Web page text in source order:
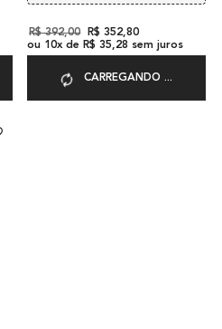
Old price
R$ 392,00 New price
R$ 352,80
ou 10x deR$ 35,28 sem juros
CARREGANDO ...